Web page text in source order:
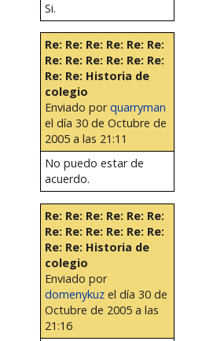
Si.
Re: Re: Re: Re: Re: Re:
Re: Re: Re: Re: Re: Re:
Re: Re: Historia de
colegio
Enviado porquarryman
el día 30 de Octubre de
2005 a las 21:11
No puedo estar de
acuerdo.
Re: Re: Re: Re: Re: Re:
Re: Re: Re: Re: Re: Re:
Re: Re: Historia de
colegio
Enviado por
domenykuzel día 30 de
Octubre de 2005 a las
21:16